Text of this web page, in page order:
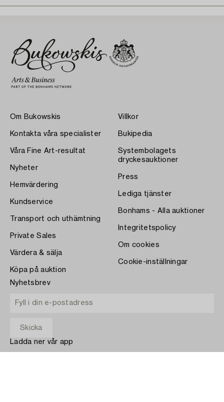
Om Bukowskis
Kontakta våra specialister
Våra Fine Art-resultat
Nyheter
Hemvärdering
Kundservice
Transport och uthämtning
Private Sales
Värdera & sälja
Köpa på auktion
Villkor
Bukipedia
Systembolagets
dryckesauktioner
Press
Lediga tjänster
Bonhams - Alla auktioner
Integritetspolicy
Om cookies
Cookie-inställningar
Nyhetsbrev
Ladda ner vår app